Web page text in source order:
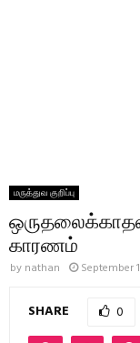
மருத்துவ குறிப்பு
காரணம்
by nathan September
SHARE 0